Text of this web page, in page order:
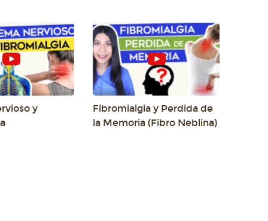
y
Fibromialgia y Perdida de
la Memoria (Fibro Neblina)